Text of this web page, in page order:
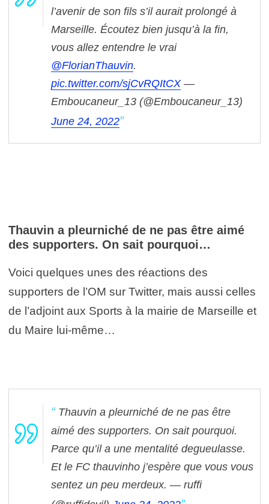
l’avenir de son fils s’il aurait prolongé à
Marseille. Écoutez bien jusqu’à la fin,
vous allez entendre le vrai
@FlorianThauvin.
pic.twitter.com/sjCvRQItCX —
Emboucaneur_13 (@Emboucaneur_13)
June 24, 2022
Thauvin a pleurniché de ne pas être aimé
des supporters. On sait pourquoi…
Voici quelques unes des réactions des
supporters de l’OM sur Twitter, mais aussi celles
de l’adjoint aux Sports à la mairie de Marseille et
du Maire lui-même…
Thauvin a pleurniché de ne pas être
aimé des supporters. On sait pourquoi.
Parce qu’il a une mentalité degueulasse.
Et le FC thauvinho j’espère que vous vous
sentez un peu merdeux. — ruffi